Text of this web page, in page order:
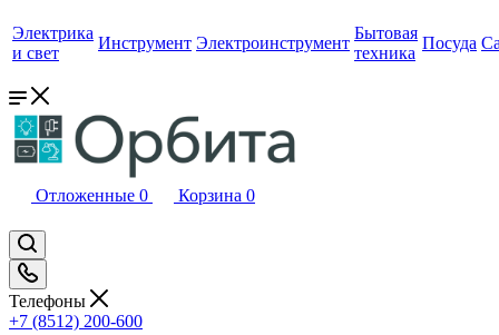
Электрика
и свет
Инструмент Электроинструмент
Бытовая
техника
Посуда
Отложенные 0 Корзина 0
Телефоны
+7 (8512) 200-600